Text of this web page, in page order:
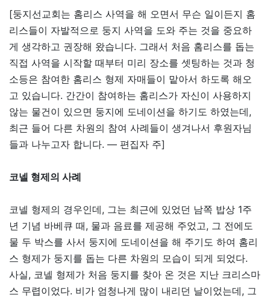
[둥지선교회는 홈리스 사역을 해 오면서 무슨 일이든지 홈
리스들이 자발적으로 둥지 사역을 도와 주는 것을 중요하
게 생각하고 권장해 왔습니다. 그래서 처음 홈리스를 돕는
직접 사역을 시작할 때부터 미리 장소를 셋팅하는 것과 청
소등은 참여한 홈리스 형제 자매들이 맡아서 하도록 해오
고 있습니다. 간간이 참여하는 홈리스가 자신이 사용하지
않는 물건이 있으면 둥지에 도네이션을 하기도 하였는데,
최근 들어 다른 차원의 참여 사례들이 생겨나서 후원자님
들과 나누고자 합니다. — 편집자 주]
코넬 형제의 사례
코넬 형제의 경우인데, 그는 최근에 있었던 남쪽 밥상 1주
년 기념 바베큐 때, 물과 음료를 제공해 주었고, 그 전에도
물 두 박스를 사서 둥지에 도네이션을 해 주기도 하여 홈리
스 형제가 둥지를 돕는 다른 차원의 모습이 되게 되었다.
사실, 코넬 형제가 처음 둥지를 찾아 온 것은 지난 크리스마
스 무렵이었다. 비가 엄청나게 많이 내리던 날이었는데, 그